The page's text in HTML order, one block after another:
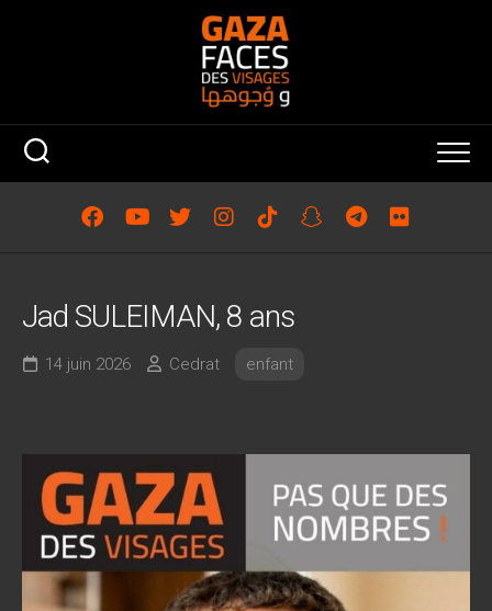
Jad SULEIMAN, 8 ans
14 juin 2026 Cedrat enfant